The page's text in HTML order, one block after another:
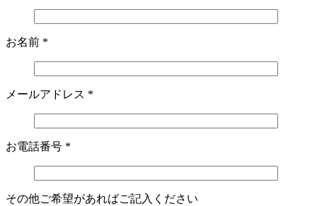
お名前 *
メールアドレス *
お電話番号 *
その他ご希望があればご記入ください